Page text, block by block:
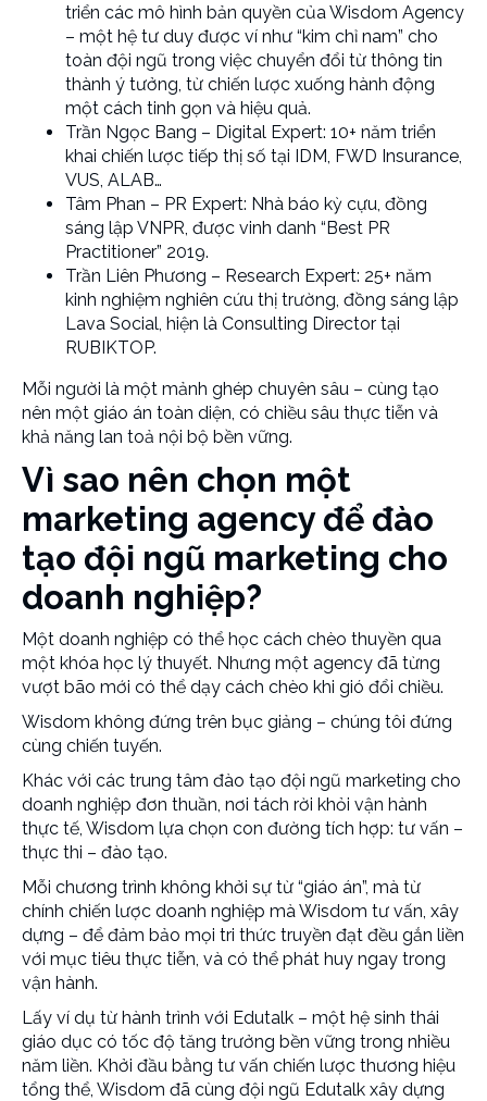
triển các mô hình bản quyền của Wisdom Agency
– một hệ tư duy được ví như “kim chỉ nam” cho
toàn đội ngũ trong việc chuyển đổi từ thông tin
thành ý tưởng, từ chiến lược xuống hành động
một cách tinh gọn và hiệu quả.
Trần Ngọc Bang – Digital Expert: 10+ năm triển
khai chiến lược tiếp thị số tại IDM, FWD Insurance,
VUS, ALAB…
Tâm Phan – PR Expert: Nhà báo kỳ cựu, đồng
sáng lập VNPR, được vinh danh “Best PR
Practitioner” 2019.
Trần Liên Phương – Research Expert: 25+ năm
kinh nghiệm nghiên cứu thị trường, đồng sáng lập
Lava Social, hiện là Consulting Director tại
RUBIKTOP.
Mỗi người là một mảnh ghép chuyên sâu – cùng tạo
nên một giáo án toàn diện, có chiều sâu thực tiễn và
khả năng lan toả nội bộ bền vững.
Vì sao nên chọn một
marketing agency để đào
tạo đội ngũ marketing cho
doanh nghiệp?
Một doanh nghiệp có thể học cách chèo thuyền qua
một khóa học lý thuyết. Nhưng một agency đã từng
vượt bão mới có thể dạy cách chèo khi gió đổi chiều.
Wisdom không đứng trên bục giảng – chúng tôi đứng
cùng chiến tuyến.
Khác với các trung tâm đào tạo đội ngũ marketing cho
doanh nghiệp đơn thuần, nơi tách rời khỏi vận hành
thực tế, Wisdom lựa chọn con đường tích hợp: tư vấn –
thực thi – đào tạo.
Mỗi chương trình không khởi sự từ “giáo án”, mà từ
chính chiến lược doanh nghiệp mà Wisdom tư vấn, xây
dựng – để đảm bảo mọi tri thức truyền đạt đều gắn liền
với mục tiêu thực tiễn, và có thể phát huy ngay trong
vận hành.
Lấy ví dụ từ hành trình với Edutalk – một hệ sinh thái
giáo dục có tốc độ tăng trưởng bền vững trong nhiều
năm liền. Khởi đầu bằng tư vấn chiến lược thương hiệu
tổng thể, Wisdom đã cùng đội ngũ Edutalk xây dựng